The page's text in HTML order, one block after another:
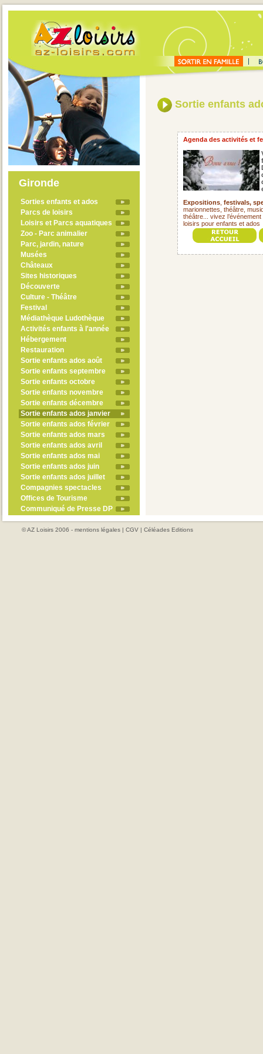
Gironde
Sorties enfants et ados
Parcs de loisirs
Loisirs et Parcs aquatiques
Zoo - Parc animalier
Parc, jardin, nature
Musées
Châteaux
Sites historiques
Découverte
Culture - Théâtre
Festival
Médiathèque Ludothèque
Activités enfants à l'année
Hébergement
Restauration
Sortie enfants ados août
Sortie enfants septembre
Sortie enfants octobre
Sortie enfants novembre
Sortie enfants décembre
Sortie enfants ados janvier
Sortie enfants ados février
Sortie enfants ados mars
Sortie enfants ados avril
Sortie enfants ados mai
Sortie enfants ados juin
Sortie enfants ados juillet
Compagnies spectacles
Offices de Tourisme
Communiqué de Presse DP
Sortie enfants
Agenda des activités et
Expositions festivals,
marionnettes, théâtre,
théâtre... vivez
loisirs pour enfants et ados
© AZ Loisirs 2006 - mentions légales | CGV | Céléades Editions